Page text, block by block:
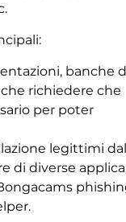
banche
richiedere che
per poter
legittimi
di diverse